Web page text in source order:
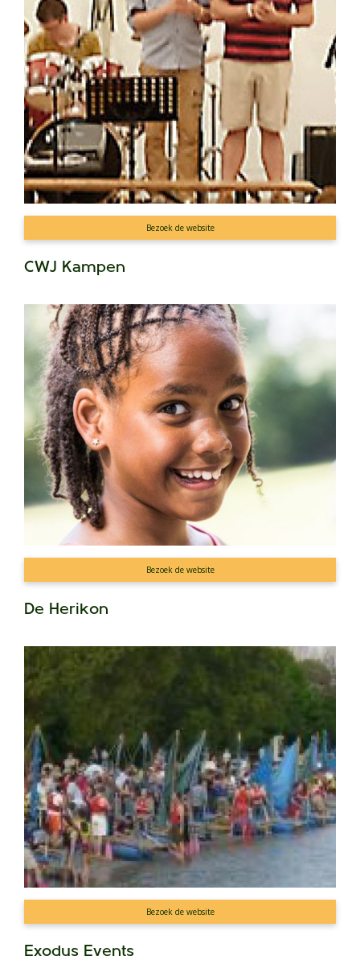
Bezoek de website
CWJ Kampen
Bezoek de website
De Herikon
Bezoek de website
Exodus Events